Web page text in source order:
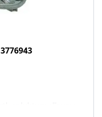
3776943